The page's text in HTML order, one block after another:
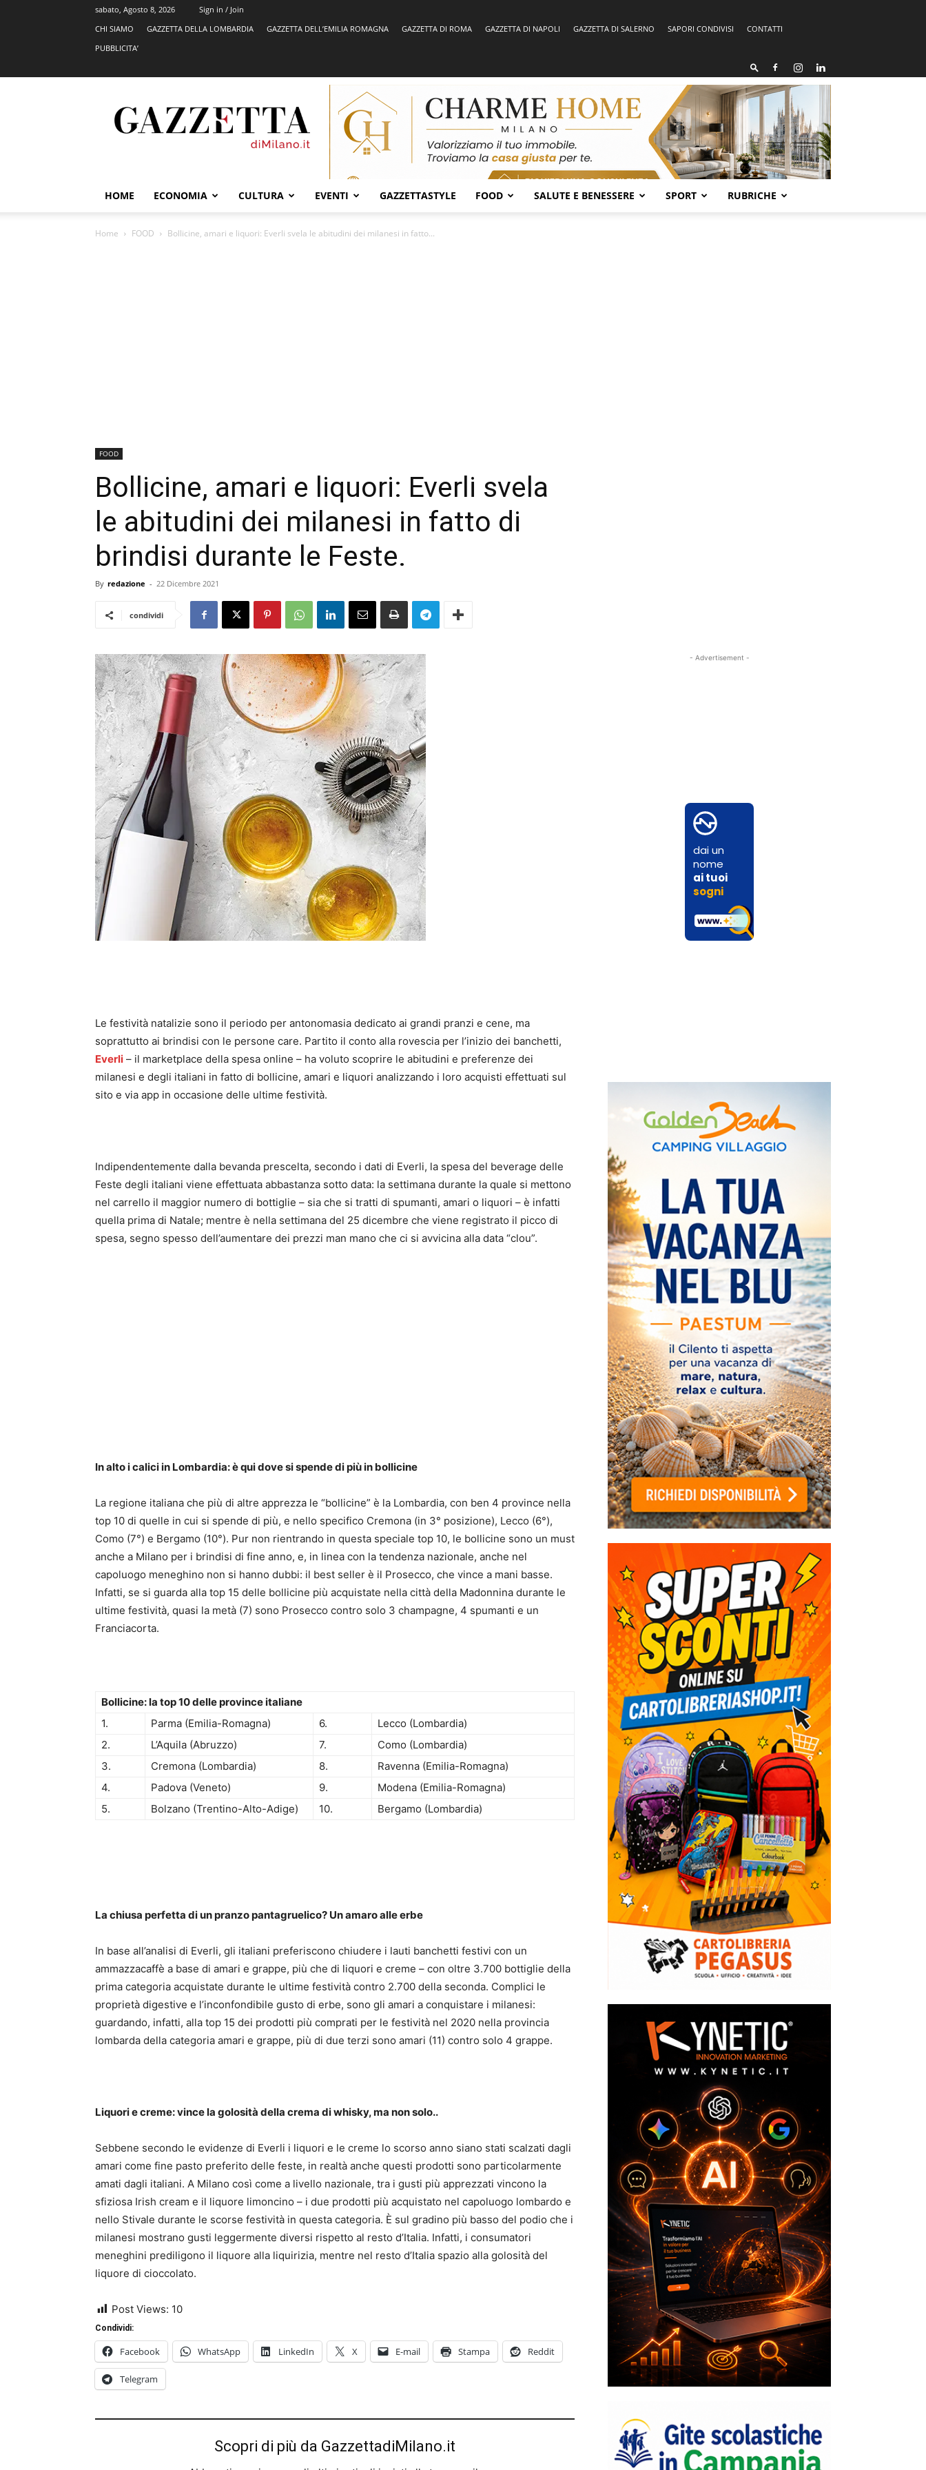
sabato, Agosto 8, 2026
Sign in / Join
CHI SIAMO
GAZZETTA DELLA LOMBARDIA GAZZETTA DELL’EMILIA ROMAGNA GAZZETTA DI ROMA GAZZETTA DI NAPOLI GAZZETTA DI SALERNO SAPORI CONDIVISI
CONTATTI
PUBBLICITA’
HOME ECONOMIA CULTURA EVENTI GAZZETTASTYLE FOOD SALUTE E BENESSERE SPORT RUBRICHE
Home FOOD Bollicine, amari e liquori: Everli svela le abitudini dei milanesi in fatto...
FOOD
Bollicine, amari e liquori: Everli svela
le abitudini dei milanesi in fatto di
brindisi durante le Feste.
By redazione - 22 Dicembre 2021
condividi
Le festività natalizie sono il periodo per antonomasia dedicato ai grandi pranzi e cene, ma
soprattutto ai brindisi con le persone care. Partito il conto alla rovescia per l’inizio dei banchetti,
Everli – il marketplace della spesa online – ha voluto scoprire le abitudini e preferenze dei
milanesi e degli italiani in fatto di bollicine, amari e liquori analizzando i loro acquisti effettuati sul
sito e via app in occasione delle ultime festività.
Indipendentemente dalla bevanda prescelta, secondo i dati di Everli, la spesa del beverage delle
Feste degli italiani viene effettuata abbastanza sotto data: la settimana durante la quale si mettono
nel carrello il maggior numero di bottiglie – sia che si tratti di spumanti, amari o liquori – è infatti
quella prima di Natale; mentre è nella settimana del 25 dicembre che viene registrato il picco di
spesa, segno spesso dell’aumentare dei prezzi man mano che ci si avvicina alla data “clou”.
In alto i calici in Lombardia: è qui dove si spende di più in bollicine
La regione italiana che più di altre apprezza le “bollicine” è la Lombardia, con ben 4 province nella
top 10 di quelle in cui si spende di più, e nello specifico Cremona (in 3° posizione), Lecco (6°),
Como (7°) e Bergamo (10°). Pur non rientrando in questa speciale top 10, le bollicine sono un must
anche a Milano per i brindisi di fine anno, e, in linea con la tendenza nazionale, anche nel
capoluogo meneghino non si hanno dubbi: il best seller è il Prosecco, che vince a mani basse.
Infatti, se si guarda alla top 15 delle bollicine più acquistate nella città della Madonnina durante le
ultime festività, quasi la metà (7) sono Prosecco contro solo 3 champagne, 4 spumanti e un
Franciacorta.
Bollicine: la top 10 delle province italiane
1.
Parma (Emilia-Romagna) 6.
Lecco (Lombardia)
2.
L’Aquila (Abruzzo) 7.
Como (Lombardia)
3.
Cremona (Lombardia) 8.
Ravenna (Emilia-Romagna)
4.
Padova (Veneto) 9.
Modena (Emilia-Romagna)
5.
Bolzano (Trentino-Alto-Adige) 10. Bergamo (Lombardia)
La chiusa perfetta di un pranzo pantagruelico? Un amaro alle erbe
In base all’analisi di Everli, gli italiani preferiscono chiudere i lauti banchetti festivi con un
ammazzacaffè a base di amari e grappe, più che di liquori e creme – con oltre 3.700 bottiglie della
prima categoria acquistate durante le ultime festività contro 2.700 della seconda. Complici le
proprietà digestive e l’inconfondibile gusto di erbe, sono gli amari a conquistare i milanesi:
guardando, infatti, alla top 15 dei prodotti più comprati per le festività nel 2020 nella provincia
lombarda della categoria amari e grappe, più di due terzi sono amari (11) contro solo 4 grappe.
Liquori e creme: vince la golosità della crema di whisky, ma non solo..
Sebbene secondo le evidenze di Everli i liquori e le creme lo scorso anno siano stati scalzati dagli
amari come fine pasto preferito delle feste, in realtà anche questi prodotti sono particolarmente
amati dagli italiani. A Milano così come a livello nazionale, tra i gusti più apprezzati vincono la
sfiziosa Irish cream e il liquore limoncino – i due prodotti più acquistato nel capoluogo lombardo e
nello Stivale durante le scorse festività in questa categoria. È sul gradino più basso del podio che i
milanesi mostrano gusti leggermente diversi rispetto al resto d’Italia. Infatti, i consumatori
meneghini prediligono il liquore alla liquirizia, mentre nel resto d’Italia spazio alla golosità del
liquore di cioccolato.
Post Views: 10
Condividi:
Facebook WhatsApp LinkedIn X E-mail Stampa Reddit
Telegram
Scopri di più da GazzettadiMilano.it
- Advertisement -